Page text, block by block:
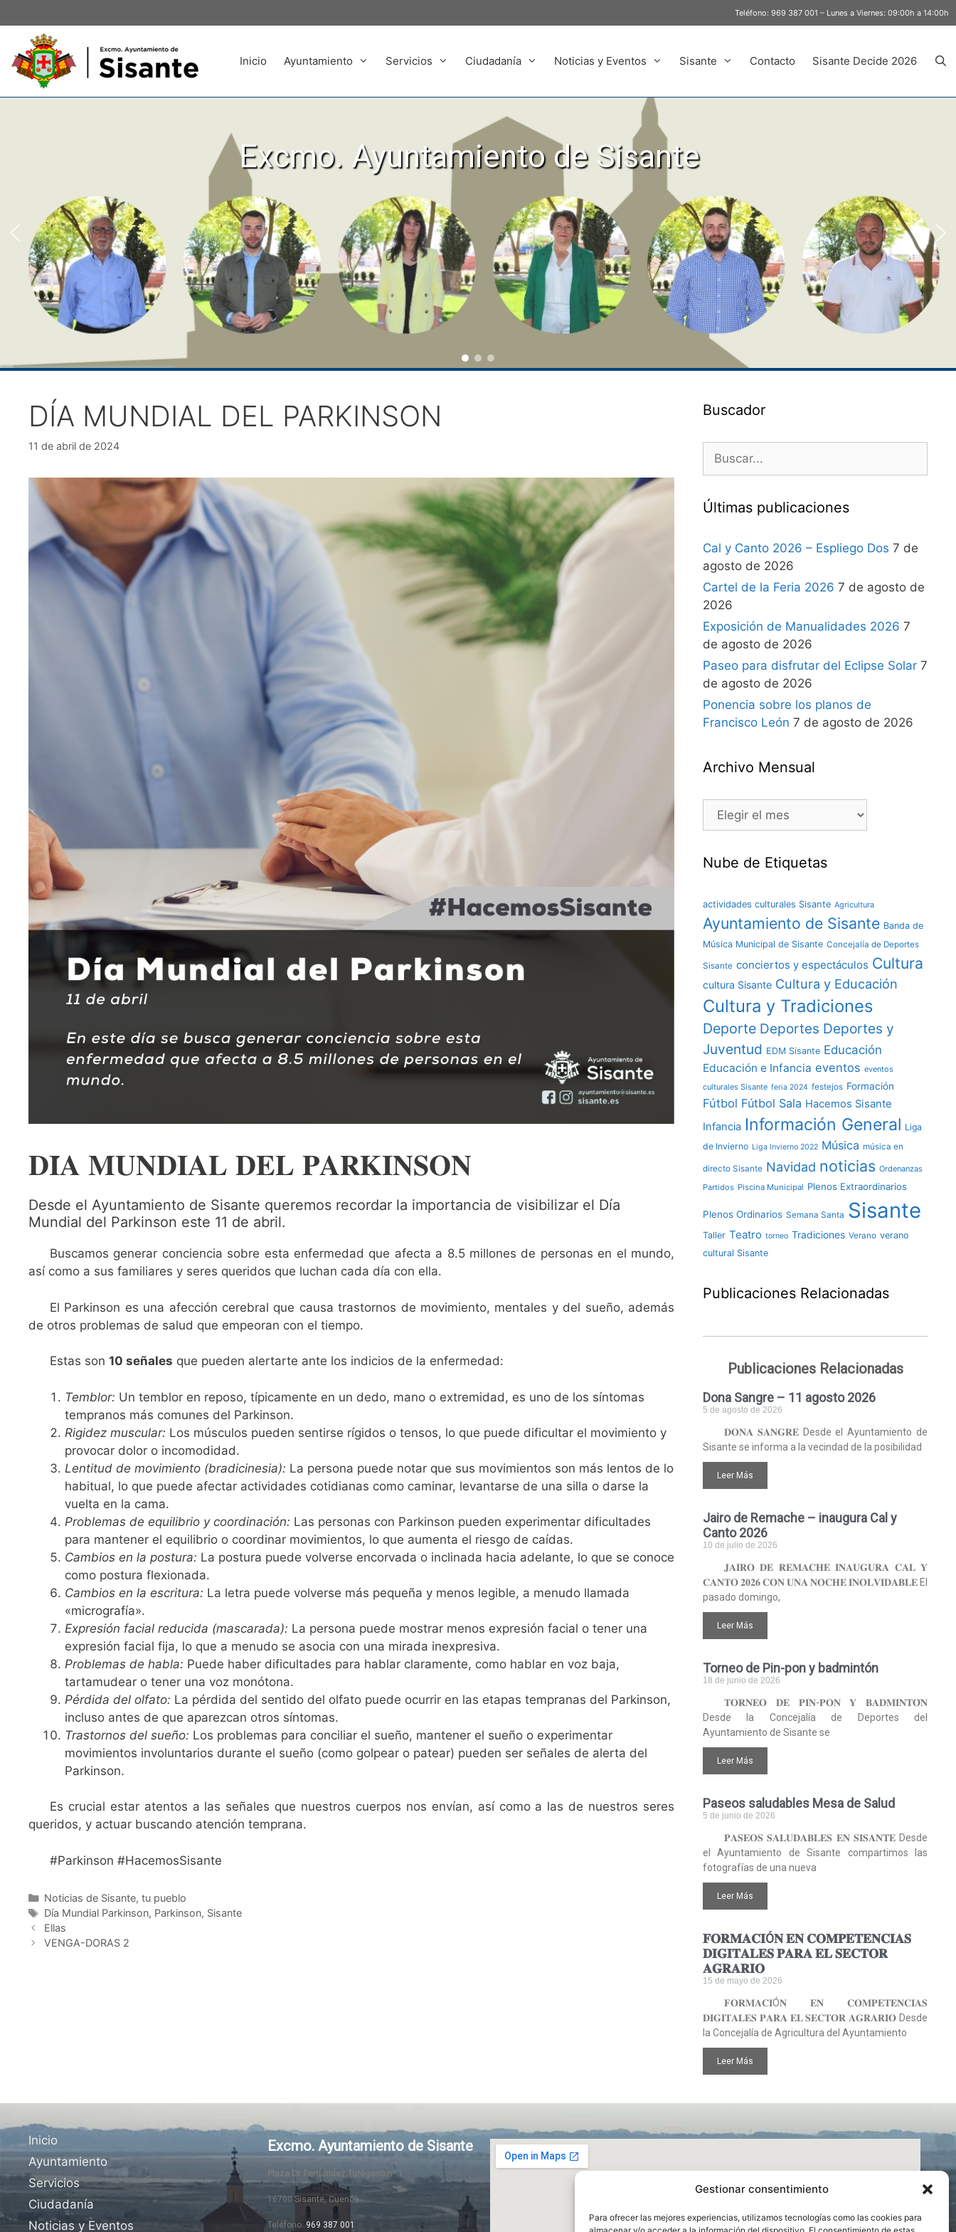
Gestionar consentimiento
Para ofrecer las mejores experiencias, utilizamos tecnologías como las cookies para
Teléfono: 969 387 001 – Lunes a Viernes: 09:00h a 14:00h
Inicio Ayuntamiento Servicios Ciudadanía Noticias y Eventos Sisante Contacto Sisante Decide 2026
Excmo. Ayuntamiento de Sisante
DÍA MUNDIAL DEL PARKINSON
11 de abril de 2024
𝐃𝐈́𝐀 𝐌𝐔𝐍𝐃𝐈𝐀𝐋 𝐃𝐄𝐋 𝐏𝐀𝐑𝐊𝐈𝐍𝐒𝐎𝐍
Desde el Ayuntamiento de Sisante queremos recordar la importancia de visibilizar el Día
Mundial del Parkinson este 11 de abril.
Buscamos generar conciencia sobre esta enfermedad que afecta a 8.5 millones de personas en el mundo,
así como a sus familiares y seres queridos que luchan cada día con ella.
El Parkinson es una afección cerebral que causa trastornos de movimiento, mentales y del sueño, además
de otros problemas de salud que empeoran con el tiempo.
Estas son 10 señales que pueden alertarte ante los indicios de la enfermedad:
Temblor: Un temblor en reposo, típicamente en un dedo, mano o extremidad, es uno de los síntomas
tempranos más comunes del Parkinson.
Rigidez muscular: Los músculos pueden sentirse rígidos o tensos, lo que puede dificultar el movimiento y
provocar dolor o incomodidad.
Lentitud de movimiento (bradicinesia): La persona puede notar que sus movimientos son más lentos de lo
habitual, lo que puede afectar actividades cotidianas como caminar, levantarse de una silla o darse la
vuelta en la cama.
Problemas de equilibrio y coordinación: Las personas con Parkinson pueden experimentar dificultades
para mantener el equilibrio o coordinar movimientos, lo que aumenta el riesgo de caídas.
Cambios en la postura: La postura puede volverse encorvada o inclinada hacia adelante, lo que se conoce
como postura flexionada.
Cambios en la escritura: La letra puede volverse más pequeña y menos legible, a menudo llamada
«micrografía».
Expresión facial reducida (mascarada): La persona puede mostrar menos expresión facial o tener una
expresión facial fija, lo que a menudo se asocia con una mirada inexpresiva.
Problemas de habla: Puede haber dificultades para hablar claramente, como hablar en voz baja,
tartamudear o tener una voz monótona.
Pérdida del olfato: La pérdida del sentido del olfato puede ocurrir en las etapas tempranas del Parkinson,
incluso antes de que aparezcan otros síntomas.
Trastornos del sueño: Los problemas para conciliar el sueño, mantener el sueño o experimentar
movimientos involuntarios durante el sueño (como golpear o patear) pueden ser señales de alerta del
Parkinson.
Es crucial estar atentos a las señales que nuestros cuerpos nos envían, así como a las de nuestros seres
queridos, y actuar buscando atención temprana.
#Parkinson #HacemosSisante
Noticias de Sisante, tu pueblo
Día Mundial Parkinson, Parkinson, Sisante
Ellas
VENGA-DORAS 2
Buscador
Últimas publicaciones
Cal y Canto 2026 – Espliego Dos 7 de
agosto de 2026
Cartel de la Feria 2026 7 de agosto de
2026
Exposición de Manualidades 2026 7
de agosto de 2026
Paseo para disfrutar del Eclipse Solar 7
de agosto de 2026
Ponencia sobre los planos de
Francisco León 7 de agosto de 2026
Archivo Mensual
Nube de Etiquetas
actividades culturales Sisante Agricultura
Ayuntamiento de Sisante Banda de
Música Municipal de Sisante Concejalía de Deportes
Sisante conciertos y espectáculos Cultura
cultura Sisante Cultura y Educación
Cultura y Tradiciones
Deporte Deportes Deportes y
Juventud EDM Sisante Educación
Educación e Infancia eventos eventos
culturales Sisante feria 2024 festejos Formación
Fútbol Fútbol Sala Hacemos Sisante
Infancia Información General Liga
de Invierno Liga Invierno 2022 Música música en
directo Sisante Navidad noticias Ordenanzas
Partidos Piscina Municipal Plenos Extraordinarios
Plenos Ordinarios Semana Santa Sisante
Taller Teatro torneo Tradiciones Verano verano
cultural Sisante
Publicaciones Relacionadas
Publicaciones Relacionadas
Dona Sangre – 11 agosto 2026
5 de agosto de 2026
𝐃𝐎𝐍𝐀 𝐒𝐀𝐍𝐆𝐑𝐄 Desde el Ayuntamiento de
Sisante se informa a la vecindad de la posibilidad
Leer Más
Jairo de Remache – inaugura Cal y
Canto 2026
10 de julio de 2026
𝐉𝐀𝐈𝐑𝐎 𝐃𝐄 𝐑𝐄𝐌𝐀𝐂𝐇𝐄 𝐈𝐍𝐀𝐔𝐆𝐔𝐑𝐀 𝐂𝐀𝐋 𝐘
𝐂𝐀𝐍𝐓𝐎 𝟐𝟎𝟐𝟔 𝐂𝐎𝐍 𝐔𝐍𝐀 𝐍𝐎𝐂𝐇𝐄 𝐈𝐍𝐎𝐋𝐕𝐈𝐃𝐀𝐁𝐋𝐄 El
pasado domingo,
Leer Más
Torneo de Pin-pon y badmintón
18 de junio de 2026
𝐓𝐎𝐑𝐍𝐄𝐎 𝐃𝐄 𝐏𝐈𝐍-𝐏𝐎𝐍 𝐘 𝐁𝐀𝐃𝐌𝐈𝐍𝐓𝐎́𝐍
Desde la Concejalía de Deportes del
Ayuntamiento de Sisante se
Leer Más
Paseos saludables Mesa de Salud
5 de junio de 2026
𝐏𝐀𝐒𝐄𝐎𝐒 𝐒𝐀𝐋𝐔𝐃𝐀𝐁𝐋𝐄𝐒 𝐄𝐍 𝐒𝐈𝐒𝐀𝐍𝐓𝐄 Desde
el Ayuntamiento de Sisante compartimos las
fotografías de una nueva
Leer Más
𝐅𝐎𝐑𝐌𝐀𝐂𝐈Ó𝐍 𝐄𝐍 𝐂𝐎𝐌𝐏𝐄𝐓𝐄𝐍𝐂𝐈𝐀𝐒
𝐃𝐈𝐆𝐈𝐓𝐀𝐋𝐄𝐒 𝐏𝐀𝐑𝐀 𝐄𝐋 𝐒𝐄𝐂𝐓𝐎𝐑
𝐀𝐆𝐑𝐀𝐑𝐈𝐎
15 de mayo de 2026
𝐅𝐎𝐑𝐌𝐀𝐂𝐈Ó𝐍 𝐄𝐍 𝐂𝐎𝐌𝐏𝐄𝐓𝐄𝐍𝐂𝐈𝐀𝐒
𝐃𝐈𝐆𝐈𝐓𝐀𝐋𝐄𝐒 𝐏𝐀𝐑𝐀 𝐄𝐋 𝐒𝐄𝐂𝐓𝐎𝐑 𝐀𝐆𝐑𝐀𝐑𝐈𝐎 Desde
la Concejalía de Agricultura del Ayuntamiento
Leer Más
Inicio
Ayuntamiento
Servicios
Ciudadanía
Noticias y Eventos
Excmo. Ayuntamiento de Sisante
Plaza Dr. Fernández Turégano nº 1
16700 Sisante, Cuenca
Teléfono: 969 387 001